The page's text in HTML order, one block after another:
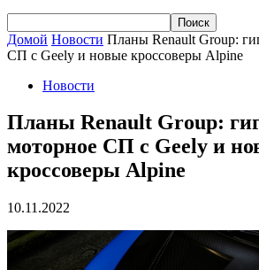
Домой Новости Планы Renault Group:
СП с Geely и новые кроссоверы Alpine
Новости
Планы Renault Group:
моторное СП с Geely и
кроссоверы Alpine
10.11.2022